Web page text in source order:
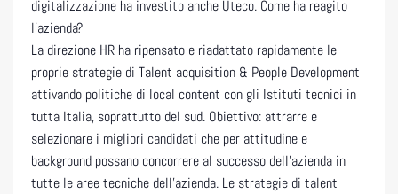
digitalizzazione ha investito anche Uteco. Come ha reagito
l’azienda?
La direzione HR ha ripensato e riadattato rapidamente le
proprie strategie di Talent acquisition & People Development
attivando politiche di local content con gli Istituti tecnici in
tutta Italia, soprattutto del sud. Obiettivo: attrarre e
selezionare i migliori candidati che per attitudine e
background possano concorrere al successo dell’azienda in
tutte le aree tecniche dell’azienda. Le strategie di talent